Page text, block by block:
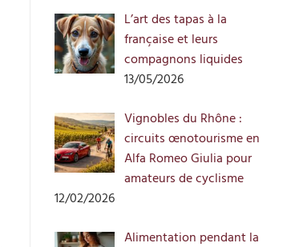
L’art des tapas à la
française et leurs
compagnons liquides
13/05/2026
Vignobles du Rhône :
circuits œnotourisme en
Alfa Romeo Giulia pour
amateurs de cyclisme
12/02/2026
Alimentation pendant la